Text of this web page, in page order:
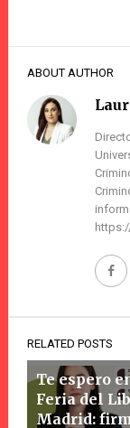
ABOUT AUTHOR
RELATED POSTS
Te espero
Feria del
Madrid: